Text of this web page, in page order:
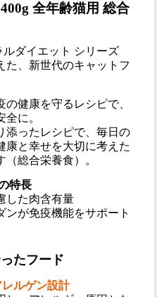
全年齢猫用 総合
ダイエット シリーズ
た、新世代のキャットフ
健康を守るレシピで、
に。
添ったレシピで、毎日の
康と幸せを大切に考えた
総合栄養食）。
特長
した肉含有量
ンが免疫機能をサポート
たフード
ルゲン設計